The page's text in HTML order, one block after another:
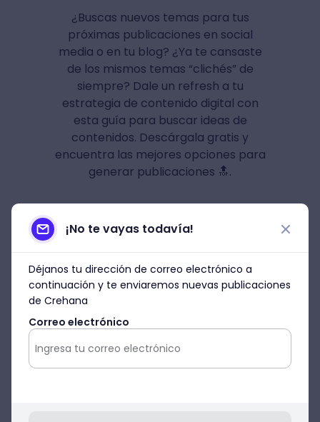
¿Buscas nuevos temas para tus
próximas publicaciones en social
media o en tu blog? ¿Ya te cansaste
de los mismos temas “clichés” de
siempre? Dale un refresh a tu
estrategia de contenido digital con
esta guía para buscar ideas de
contenidos. Descárgala gratis y
encuentra las mejores opciones para
generar publicaciones 🔝.
Descargar
¡No te vayas todavía!
Déjanos tu dirección de correo electrónico a
continuación y te enviaremos nuevas publicaciones
de Crehana
Correo electrónico